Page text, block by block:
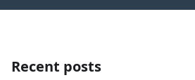
Recent posts